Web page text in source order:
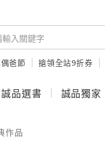
爸節 搶領全站9折券
誠品選書 誠品獨家
作品